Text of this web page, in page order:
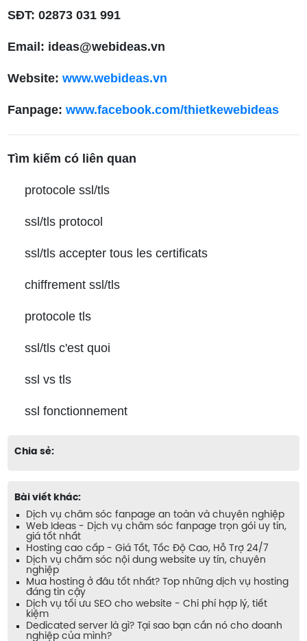
SĐT: 02873 031 991
Email: ideas@webideas.vn
Website:www.webideas.vn
Fanpage:www.facebook.com/thietkewebideas
Tìm kiếm có liên quan
protocole ssl/tls
ssl/tls protocol
ssl/tls accepter tous les certificats
chiffrement ssl/tls
protocole tls
ssl/tls c'est quoi
ssl vs tls
ssl fonctionnement
Chia sẻ:
Bài viết khác:
Dịch vụ chăm sóc fanpage an toàn và chuyên nghiệp
Web Ideas - Dịch vụ chăm sóc fanpage trọn gói uy tín,
giá tốt nhất
Hosting cao cấp - Giá Tốt, Tốc Độ Cao, Hỗ Trợ 24/7
Dịch vụ chăm sóc nội dung website uy tín, chuyên
nghiệp
Mua hosting ở đâu tốt nhất? Top những dịch vụ hosting
đáng tin cậy
Dịch vụ tối ưu SEO cho website - Chi phí hợp lý, tiết
kiệm
Dedicated server là gì? Tại sao bạn cần nó cho doanh
nghiệp của mình?